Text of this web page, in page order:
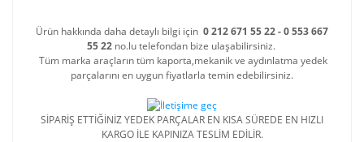
Ürün hakkında daha detaylı bilgi için 0 212 671 55 22 - 0 553 667
55 22no.lu telefondan bize ulaşabilirsiniz.
Tüm marka araçların tüm kaporta,mekanik ve aydınlatma yedek
parçalarını en uygun fiyatlarla temin edebilirsiniz.
SİPARİŞ ETTİĞİNİZ YEDEK PARÇALAR EN KISA SÜREDE EN HIZLI
KARGO İLE KAPINIZA TESLİM EDİLİR.